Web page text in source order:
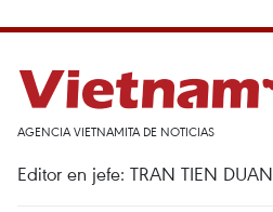
AGENCIA VIETNAMITA DE NOTICIAS
Editor en jefe: TRAN TIEN DUAN